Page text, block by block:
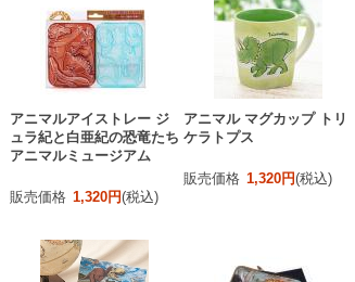
アニマルアイストレー ジ
ュラ紀と白亜紀の恐竜たち
アニマルミュージアム
販売価格 1,320円(税込)
アニマル マグカップ トリ
ケラトプス
販売価格 1,320円(税込)